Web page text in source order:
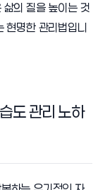
의 질을 높이는 것
현명한 관리법입니
도 관리 노하